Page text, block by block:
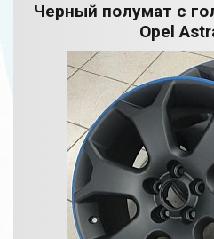
Черный полумат с
Opel